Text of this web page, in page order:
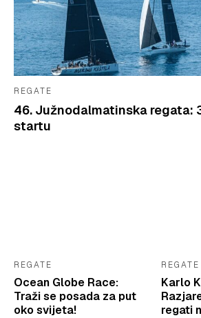
REGATE
46. Južnodalmatinska regata:
startu
REGATE
Ocean Globe Race:
Traži se posada za put
oko svijeta!
REGATE
Karlo
regati